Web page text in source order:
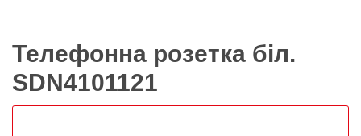
Телефонна розетка біл.
SDN4101121